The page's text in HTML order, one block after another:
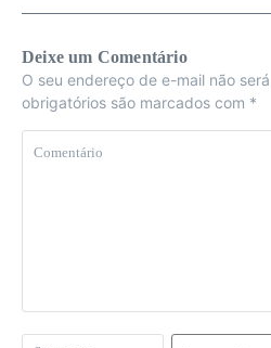
Deixe um Comentário
O seu endereço de e-mail não
obrigatórios são marcados com *